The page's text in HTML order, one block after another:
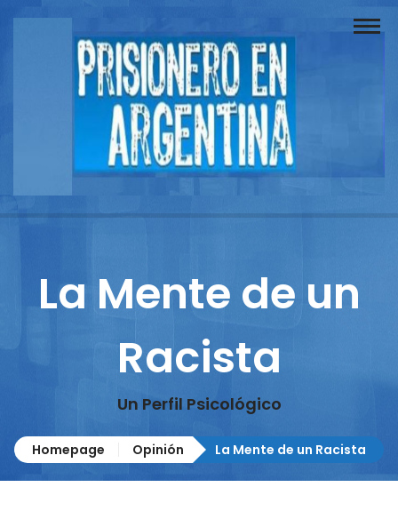
Buscador
Documentos
Reportajes
La Mente de un
Racista
Un Perfil Psicológico
Homepage Opinión La Mente de un Racista